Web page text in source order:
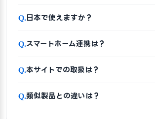
Q.日本で使えますか？
Q.スマートホーム連携は？
Q.本サイトでの取扱は？
Q.類似製品との違いは？